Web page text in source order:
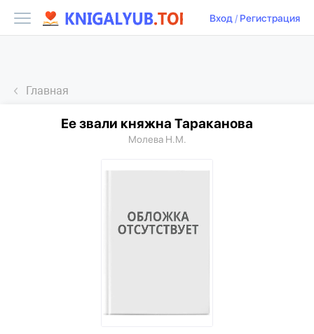
Вход/ Регистрация
Главная
Ее звали княжна Тараканова
Молева Н.М.